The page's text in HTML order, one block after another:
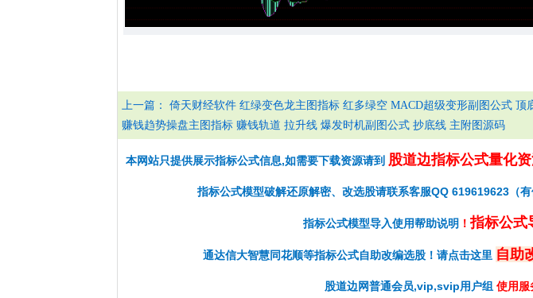
上一篇： 倚天财经软件 红绿变色龙主图指标 红多绿空 MACD超级变形副图公式 顶
赚钱趋势操盘主图指标 赚钱轨道 拉升线 爆发时机副图公式 抄底线 主附图源码
本网站只提供展示指标公式信息,如需要下载资源请到 股道边指标公式量化资
指标公式模型破解还原解密、改选股请联系客服QQ 619619623（有
指标公式模型导入使用帮助说明 ！指标公式
通达信大智慧同花顺等指标公式自助改编选股！请点击这里 自助
股道边网普通会员,vip,svip用户组 使用服